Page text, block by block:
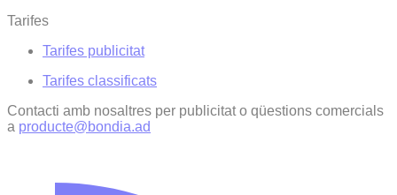
Tarifes
Tarifes publicitat
Tarifes classificats
Contacti amb nosaltres per publicitat o qüestions comercials
a producte@bondia.ad